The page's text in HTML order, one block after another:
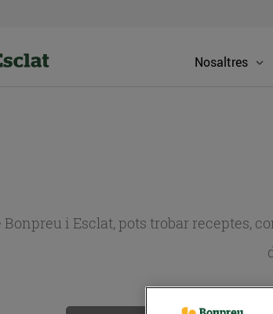
Nosaltres
Bonpreu i Esclat, pots trobar receptes,